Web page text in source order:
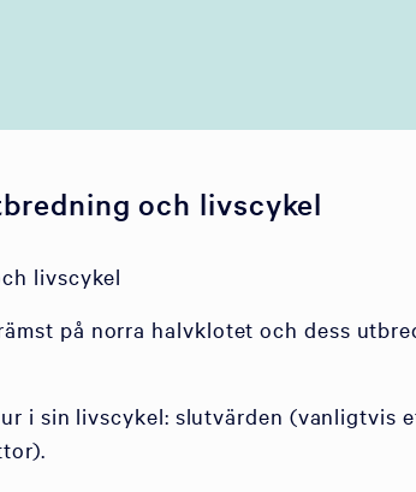
och livscykel
livscykel
på norra halvklotet och dess
i sin livscykel: slutvärden (vanligtvis